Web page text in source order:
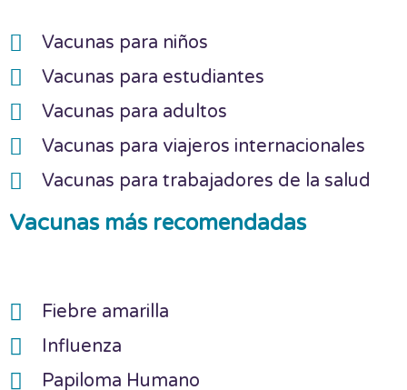
Vacunas para niños
Vacunas para estudiantes
Vacunas para adultos
Vacunas para viajeros internacionales
Vacunas para trabajadores de la salud
Vacunas más recomendadas
Fiebre amarilla
Influenza
Papiloma Humano